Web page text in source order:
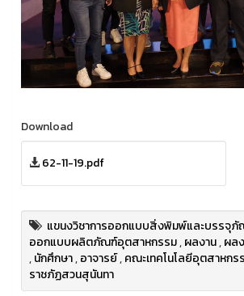
Download
62-11-19.pdf
แขนงวิชาการออกแบบสิ่งพิมพ์และบรรจุ
ออกแบบผลิตภัณฑ์อุตสาหกรรม,ผลงาน,ผล
,นักศึกษา,อาจารย์,คณะเทคโนโลยีอุตสาหกร
ราชภัฏสวนสุนันทา